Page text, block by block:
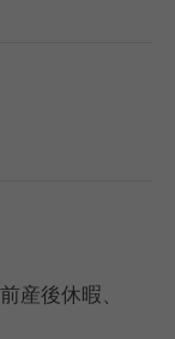
産後休暇、